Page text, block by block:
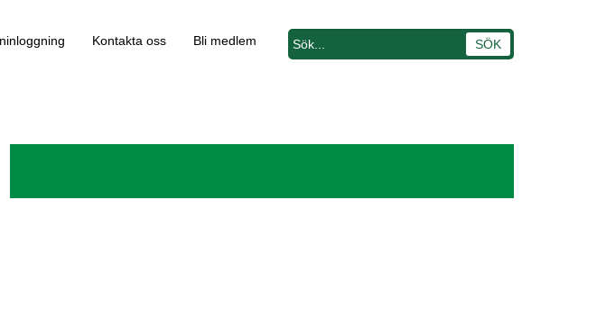
Kontakta oss Bli medlem